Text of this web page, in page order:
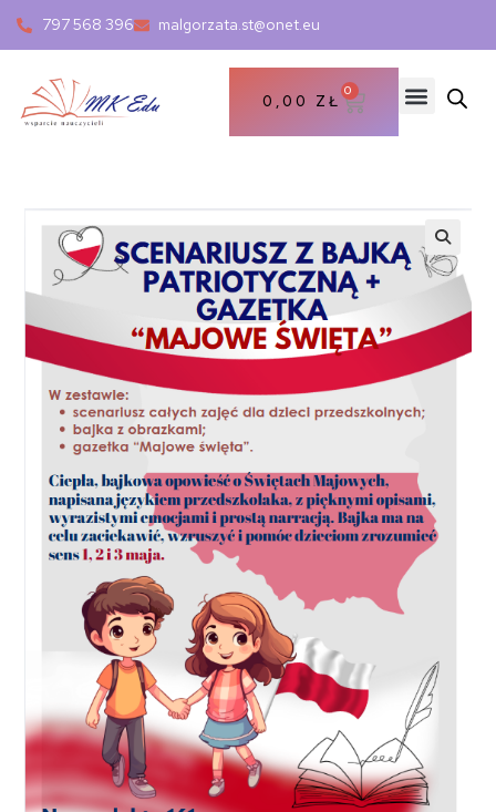
797 568 396 malgorzata.st@onet.eu
0,00 ZŁ
0